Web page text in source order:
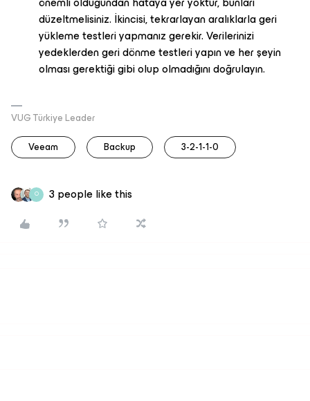
düzeltmelisiniz. İkincisi, tekrarlayan aralıklarla geri
yükleme testleri yapmanız gerekir. Verilerinizi
yedeklerden geri dönme testleri yapın ve her şeyin
olması gerektiği gibi olup olmadığını doğrulayın.
VUG Türkiye Leader
Veeam
Backup 3-2-1-1-0
O 3 people like this